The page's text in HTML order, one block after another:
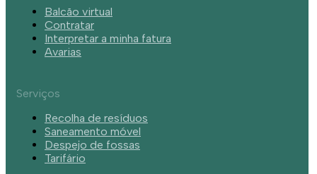
Balcão virtual
Contratar
Interpretar a minha fatura
Avarias
Serviços
Recolha de resíduos
Saneamento móvel
Despejo de fossas
Tarifário